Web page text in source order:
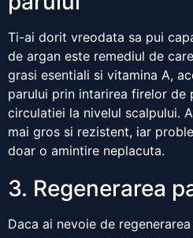
Ti-ai dorit vreodata sa pui
de argan este remediul de
grasi esentiali si vitamina A,
parului prin intarirea firelor de
circulatiei la nivelul scalpului.
mai gros si rezistent, iar
doar o amintire neplacuta.
3. Regenerarea
Daca ai nevoie de